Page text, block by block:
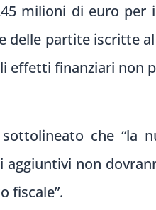
milioni di euro per
partite iscritte
effetti finanziari non
che “la
non
fiscale”.